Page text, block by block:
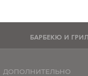
БАРБЕКЮ И
ДОПОЛНИТЕЛЬНО